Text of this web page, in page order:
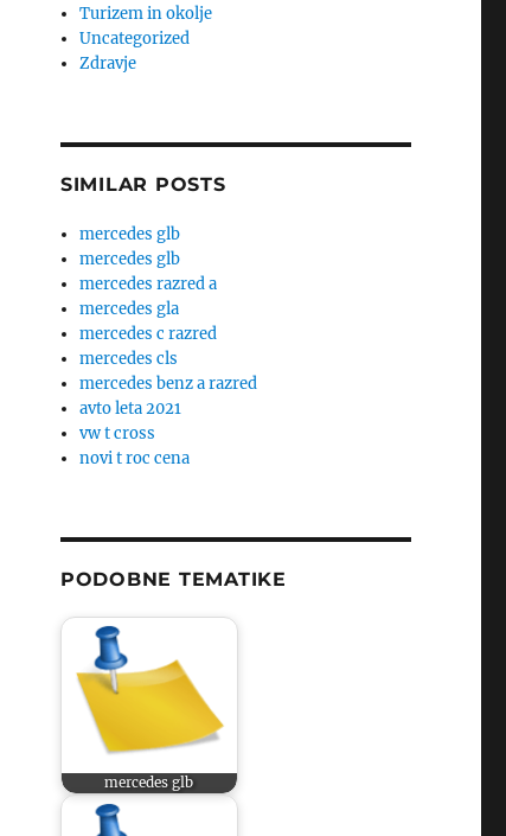
Turizem in okolje
Uncategorized
Zdravje
SIMILAR POSTS
mercedes glb
mercedes glb
mercedes razred a
mercedes gla
mercedes c razred
mercedes cls
mercedes benz a razred
avto leta 2021
vw t cross
novi t roc cena
PODOBNE TEMATIKE
mercedes glb